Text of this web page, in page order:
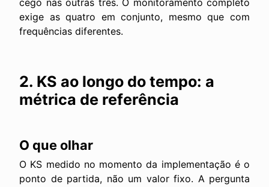
cego nas outras três. O monitoramento completo
exige as quatro em conjunto, mesmo que com
frequências diferentes.
2. KS ao longo do tempo: a
métrica de referência
O que olhar
O KS medido no momento da implementação é o
ponto de partida, não um valor fixo. A pergunta